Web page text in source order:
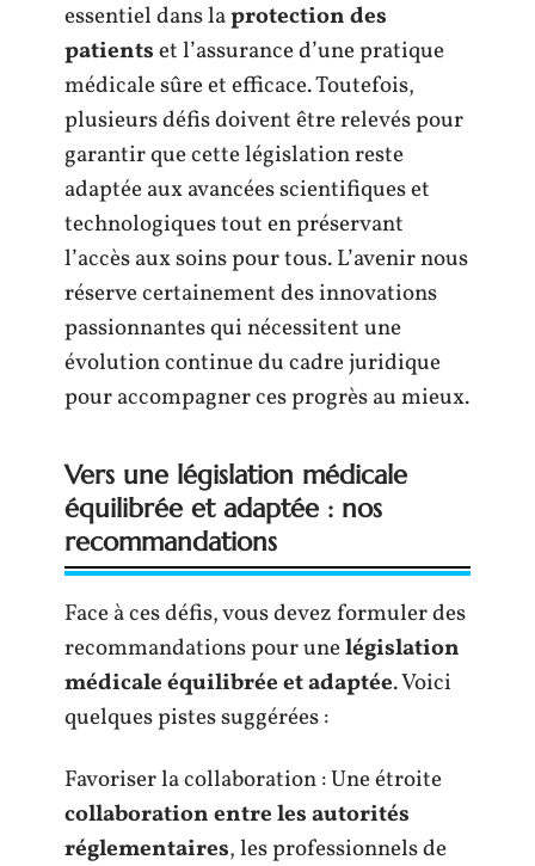
essentiel dans laprotection des
patientset l’assurance d’une pratique
médicale sûre et efficace. Toutefois,
plusieurs défis doivent être relevés pour
garantir que cette législation reste
adaptée aux avancées scientifiques et
technologiques tout en préservant
l’accès aux soins pour tous. L’avenir nous
réserve certainement des innovations
passionnantes qui nécessitent une
évolution continue du cadre juridique
pour accompagner ces progrès au mieux.
Vers une législation médicale
équilibrée et adaptée : nos
recommandations
Face à ces défis, vous devez formuler des
recommandations pour unelégislation
médicale équilibrée et adaptée. Voici
quelques pistes suggérées :
Favoriser la collaboration : Une étroite
collaboration entre les autorités
réglementaires, les professionnels de